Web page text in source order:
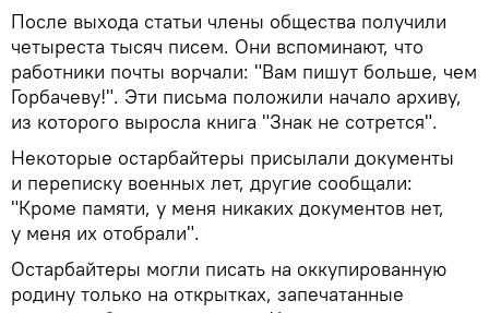
После выхода статьи члены общества получили
четыреста тысяч писем. Они вспоминают, что
работники почты ворчали: "Вам пишут больше, чем
Горбачеву!". Эти письма положили начало архиву,
из которого выросла книга "Знак не сотрется".
Некоторые остарбайтеры присылали документы
и переписку военных лет, другие сообщали:
"Кроме памяти, у меня никаких документов нет,
у меня их отобрали".
Остарбайтеры могли писать на оккупированную
родину только на открытках, запечатанные